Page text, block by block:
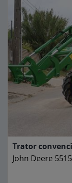
Trator
John Deere